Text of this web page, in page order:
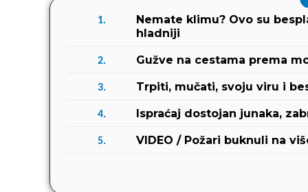
1.
Nemate klimu? Ovo su
hladniji
2. Gužve na cestama prema
3. Trpiti, mučati, svoju viru i
4. Ispraćaj dostojan junaka,
5. VIDEO / Požari buknuli na